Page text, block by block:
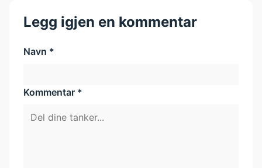
Legg igjen en kommentar
Navn *
Kommentar *